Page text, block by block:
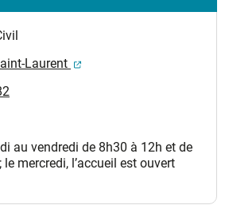
Laurent
(ouverture dans un
au vendredi de 8h30 à 12h et de
mercredi, l’accueil est ouvert